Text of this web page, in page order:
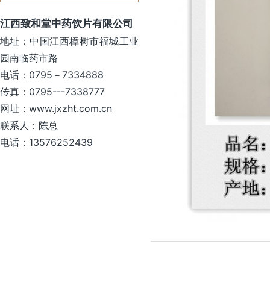
江西致和堂中药饮片有限公司
地址：中国江西樟树市福城工业
园南临药市路
电话：0795－7334888
传真：0795---7338777
网址：www.jxzht.com.cn
联系人：陈总
电话：13576252439